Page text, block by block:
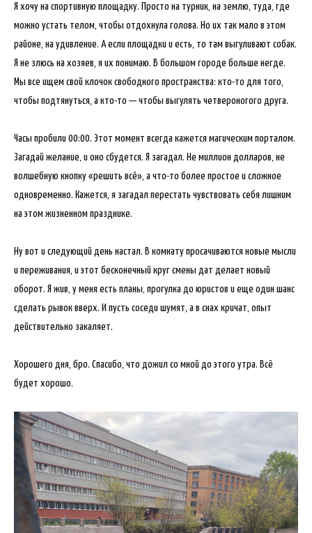
Я хочу на спортивную площадку. Просто на турник, на землю, туда, где
можно устать телом, чтобы отдохнула голова. Но их так мало в этом
районе, на удивление. А если площадки и есть, то там выгуливают собак.
Я не злюсь на хозяев, я их понимаю. В большом городе больше негде.
Мы все ищем свой клочок свободного пространства: кто-то для того,
чтобы подтянуться, а кто-то — чтобы выгулять четвероногого друга.
Часы пробили 00:00. Этот момент всегда кажется магическим порталом.
Загадай желание, и оно сбудется. Я загадал. Не миллион долларов, не
волшебную кнопку «решить всё», а что-то более простое и сложное
одновременно. Кажется, я загадал перестать чувствовать себя лишним
на этом жизненном празднике.
Ну вот и следующий день настал. В комнату просачиваются новые мысли
и переживания, и этот бесконечный круг смены дат делает новый
оборот. Я жив, у меня есть планы, прогулка до юристов и еще один шанс
сделать рывок вверх. И пусть соседи шумят, а в снах кричат, опыт
действительно закаляет.
Хорошего дня, бро. Спасибо, что дожил со мной до этого утра. Всё
будет хорошо.